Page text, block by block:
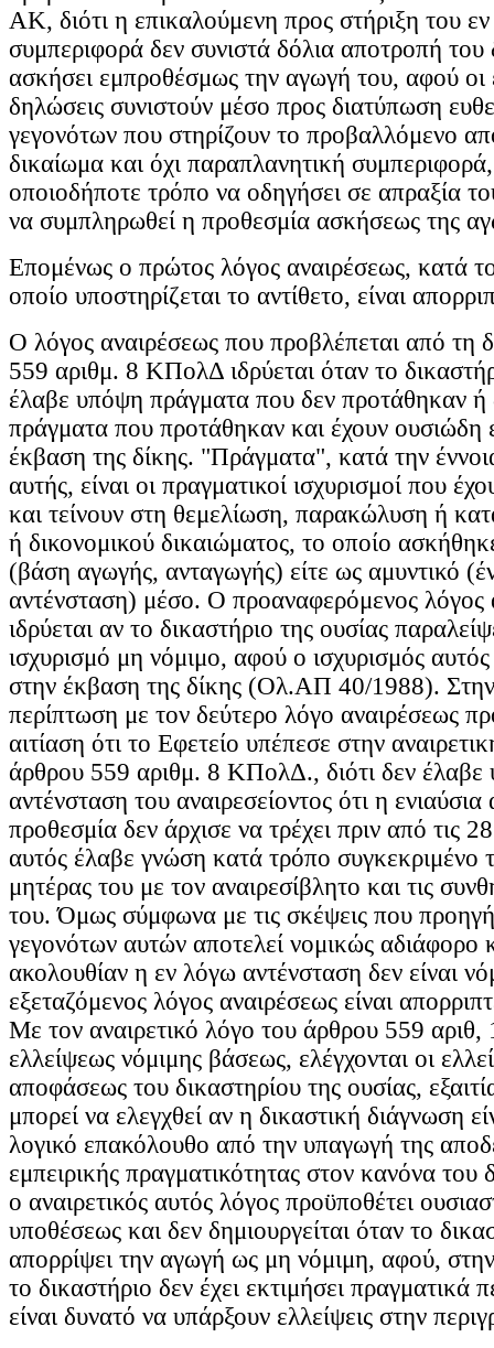
ΑΚ, διότι η επικαλούμενη προς στήριξη του
συμπεριφορά δεν συνιστά δόλια αποτροπή του
ασκήσει εμπροθέσμως την αγωγή του, αφού οι
δηλώσεις συνιστούν μέσο προς διατύπωση
γεγονότων που στηρίζουν το προβαλλόμενο
δικαίωμα και όχι παραπλανητική
οποιοδήποτε τρόπο να οδηγήσει σε απραξία
να συμπληρωθεί η προθεσμία ασκήσεως της
Επομένως ο πρώτος λόγος αναιρέσεως, κατά
οποίο υποστηρίζεται το αντίθετο, είναι
Ο λόγος αναιρέσεως που προβλέπεται από τη
559 αριθμ. 8 ΚΠολΔ ιδρύεται όταν το
έλαβε υπόψη πράγματα που δεν προτάθηκαν
πράγματα που προτάθηκαν και έχουν ουσιώδη
έκβαση της δίκης. "Πράγματα", κατά την
αυτής, είναι οι πραγματικοί ισχυρισμοί που
και τείνουν στη θεμελίωση, παρακώλυση ή
ή δικονομικού δικαιώματος, το οποίο
(βάση αγωγής, ανταγωγής) είτε ως αμυντικό
αντένσταση) μέσο. Ο προαναφερόμενος λόγος
ιδρύεται αν το δικαστήριο της ουσίας
ισχυρισμό μη νόμιμο, αφού ο ισχυρισμός αυτός
στην έκβαση της δίκης (Ολ.ΑΠ 40/1988).
περίπτωση με τον δεύτερο λόγο αναιρέσεως
αιτίαση ότι το Εφετείο υπέπεσε στην
άρθρου 559 αριθμ. 8 ΚΠολΔ., διότι δεν έλαβε
αντένσταση του αναιρεσείοντος ότι η
προθεσμία δεν άρχισε να τρέχει πριν από τις
αυτός έλαβε γνώση κατά τρόπο συγκεκριμένο
μητέρας του με τον αναιρεσίβλητο και τις
του. Όμως σύμφωνα με τις σκέψεις που
γεγονότων αυτών αποτελεί νομικώς αδιάφορο
ακολουθίαν η εν λόγω αντένσταση δεν είναι
εξεταζόμενος λόγος αναιρέσεως είναι
Με τον αναιρετικό λόγο του άρθρου 559
ελλείψεως νόμιμης βάσεως, ελέγχονται οι
αποφάσεως του δικαστηρίου της ουσίας,
μπορεί να ελεγχθεί αν η δικαστική διάγνωση
λογικό επακόλουθο από την υπαγωγή της
εμπειρικής πραγματικότητας στον κανόνα του
ο αναιρετικός αυτός λόγος προϋποθέτει
υποθέσεως και δεν δημιουργείται όταν το
απορρίψει την αγωγή ως μη νόμιμη, αφού,
το δικαστήριο δεν έχει εκτιμήσει πραγματικά
είναι δυνατό να υπάρξουν ελλείψεις στην